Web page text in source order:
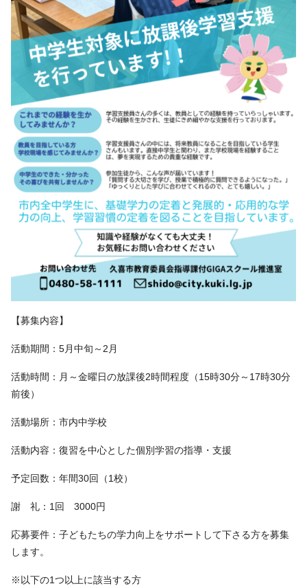
【募集内容】
活動期間：5月中旬～2月
活動時間：月～金曜日の放課後2時間程度（15時30分～17時30分
前後）
活動場所：市内中学校
活動内容：復習を中心とした個別学習の指導・支援
予定回数：年間30回（1校）
謝 礼：1回 3000円
応募要件：子どもたちの学力向上をサポートして下さる方を募集
します。
※以下の1つ以上に該当する方